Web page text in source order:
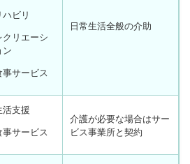
ハビリ
クリエーシ
ン
事サービス
日常生活全般の介助
活支援
事サービス
介護が必要な場合はサー
ビス事業所と契約